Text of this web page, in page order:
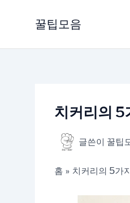
로
꿀팁모음
치커리의 5
글쓴이 꿀팁
홈 치커리의 5가